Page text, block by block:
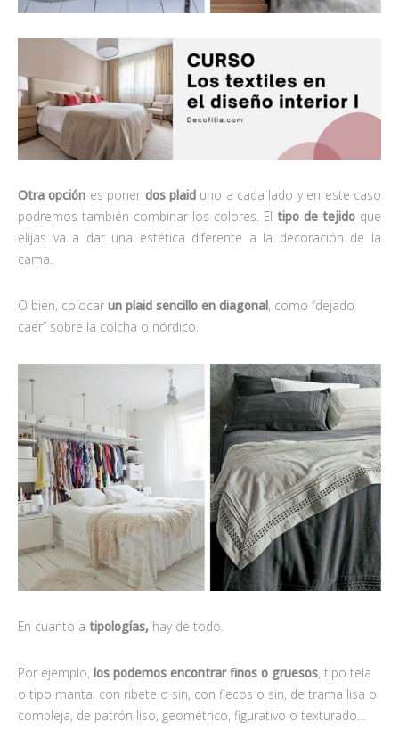
Otra opción es poner dos plaiduno a cada lado y en este caso
podremos también combinar los colores. El tipo de tejido que
elijas va a dar una estética diferente a la decoración de la
cama.
O bien, colocar un plaid sencillo en diagonal, como “dejado
caer” sobre la colcha o nórdico.
En cuanto a tipologías, hay de todo.
Por ejemplo, los podemos encontrar finos o gruesos, tipo tela
o tipo manta, con ribete o sin, con flecos o sin, de trama lisa o
compleja, de patrón liso, geométrico, figurativo o texturado…